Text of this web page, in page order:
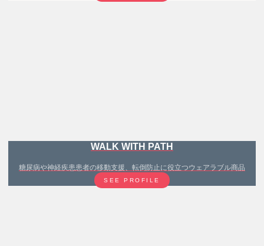
WALK WITH PATH
糖尿病や神経疾患患者の移動支援、転倒防止に役立つウェアラブル商品
SEE PROFILE